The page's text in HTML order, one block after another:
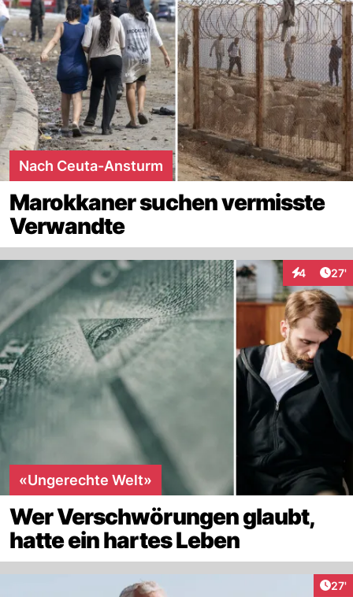
Nach Ceuta-Ansturm
Marokkaner suchen vermisste
Verwandte
4 27'
«Ungerechte Welt»
Wer Verschwörungen glaubt,
hatte ein hartes Leben
27'